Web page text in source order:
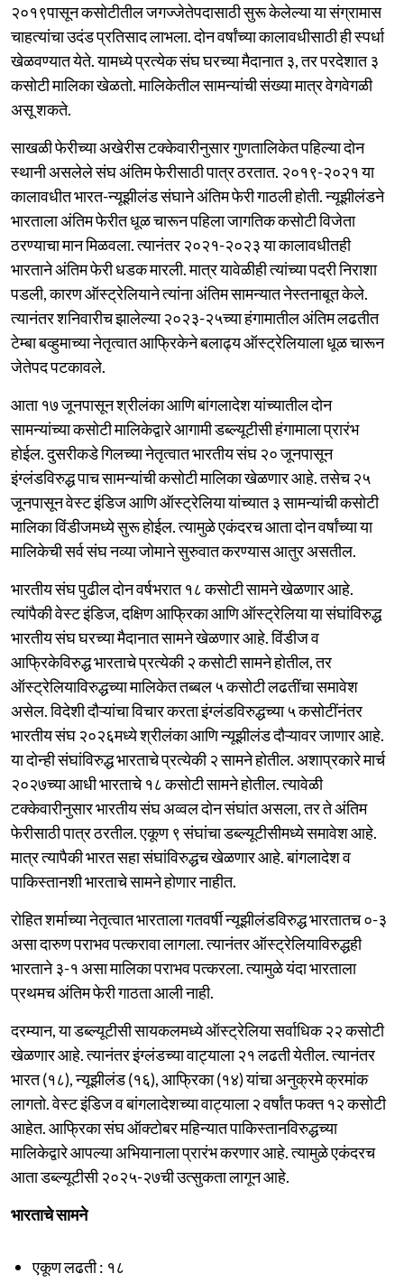
२०१९पासून कसोटीतील जगज्जेतेपदासाठी सुरू केलेल्या या संग्रामास
चाहत्यांचा उदंड प्रतिसाद लाभला. दोन वर्षांच्या कालावधीसाठी ही स्पर्धा
खेळवण्यात येते. यामध्ये प्रत्येक संघ घरच्या मैदानात ३, तर परदेशात ३
कसोटी मालिका खेळतो. मालिकेतील सामन्यांची संख्या मात्र वेगवेगळी
असू शकते.
साखळी फेरीच्या अखेरीस टक्केवारीनुसार गुणतालिकेत पहिल्या दोन
स्थानी असलेले संघ अंतिम फेरीसाठी पात्र ठरतात. २०१९-२०२१ या
कालावधीत भारत-न्यूझीलंड संघाने अंतिम फेरी गाठली होती. न्यूझीलंडने
भारताला अंतिम फेरीत धूळ चारून पहिला जागतिक कसोटी विजेता
ठरण्याचा मान मिळवला. त्यानंतर २०२१-२०२३ या कालावधीतही
भारताने अंतिम फेरी धडक मारली. मात्र यावेळीही त्यांच्या पदरी निराशा
पडली, कारण ऑस्ट्रेलियाने त्यांना अंतिम सामन्यात नेस्तनाबूत केले.
त्यानंतर शनिवारीच झालेल्या २०२३-२५च्या हंगामातील अंतिम लढतीत
टेम्बा बव्हुमाच्या नेतृत्वात आफ्रिकेने बलाढ्य ऑस्ट्रेलियाला धूळ चारून
जेतेपद पटकावले.
आता १७ जूनपासून श्रीलंका आणि बांगलादेश यांच्यातील दोन
सामन्यांच्या कसोटी मालिकेद्वारे आगामी डब्ल्यूटीसी हंगामाला प्रारंभ
होईल. दुसरीकडे गिलच्या नेतृत्वात भारतीय संघ २० जूनपासून
इंग्लंडविरुद्ध पाच सामन्यांची कसोटी मालिका खेळणार आहे. तसेच २५
जूनपासून वेस्ट इंडिज आणि ऑस्ट्रेलिया यांच्यात ३ सामन्यांची कसोटी
मालिका विंडीजमध्ये सुरू होईल. त्यामुळे एकंदरच आता दोन वर्षांच्या या
मालिकेची सर्व संघ नव्या जोमाने सुरुवात करण्यास आतुर असतील.
भारतीय संघ पुढील दोन वर्षभरात १८ कसोटी सामने खेळणार आहे.
त्यांपैकी वेस्ट इंडिज, दक्षिण आफ्रिका आणि ऑस्ट्रेलिया या संघांविरुद्ध
भारतीय संघ घरच्या मैदानात सामने खेळणार आहे. विंडीज व
आफ्रिकेविरुद्ध भारताचे प्रत्येकी २ कसोटी सामने होतील, तर
ऑस्ट्रेलियाविरुद्धच्या मालिकेत तब्बल ५ कसोटी लढतींचा समावेश
असेल. विदेशी दौऱ्यांचा विचार करता इंग्लंडविरुद्धच्या ५ कसोटींनंतर
भारतीय संघ २०२६मध्ये श्रीलंका आणि न्यूझीलंड दौऱ्यावर जाणार आहे.
या दोन्ही संघांविरुद्ध भारताचे प्रत्येकी २ सामने होतील. अशाप्रकारे मार्च
२०२७च्या आधी भारताचे १८ कसोटी सामने होतील. त्यावेळी
टक्केवारीनुसार भारतीय संघ अव्वल दोन संघांत असला, तर ते अंतिम
फेरीसाठी पात्र ठरतील. एकूण ९ संघांचा डब्ल्यूटीसीमध्ये समावेश आहे.
मात्र त्यापैकी भारत सहा संघांविरुद्धच खेळणार आहे. बांगलादेश व
पाकिस्तानशी भारताचे सामने होणार नाहीत.
रोहित शर्माच्या नेतृत्वात भारताला गतवर्षी न्यूझीलंडविरुद्ध भारतातच ०-३
असा दारुण पराभव पत्करावा लागला. त्यानंतर ऑस्ट्रेलियाविरुद्धही
भारताने ३-१ असा मालिका पराभव पत्करला. त्यामुळे यंदा भारताला
प्रथमच अंतिम फेरी गाठता आली नाही.
दरम्यान, या डब्ल्यूटीसी सायकलमध्ये ऑस्ट्रेलिया सर्वाधिक २२ कसोटी
खेळणार आहे. त्यानंतर इंग्लंडच्या वाट्याला २१ लढती येतील. त्यानंतर
भारत (१८), न्यूझीलंड (१६), आफ्रिका (१४) यांचा अनुक्रमे क्रमांक
लागतो. वेस्ट इंडिज व बांगलादेशच्या वाट्याला २ वर्षांत फक्त १२ कसोटी
आहेत. आफ्रिका संघ ऑक्टोबर महिन्यात पाकिस्तानविरुद्धच्या
मालिकेद्वारे आपल्या अभियानाला प्रारंभ करणार आहे. त्यामुळे एकंदरच
आता डब्ल्यूटीसी २०२५-२७ची उत्सुकता लागून आहे.
भारताचे सामने
एकूण लढती : १८